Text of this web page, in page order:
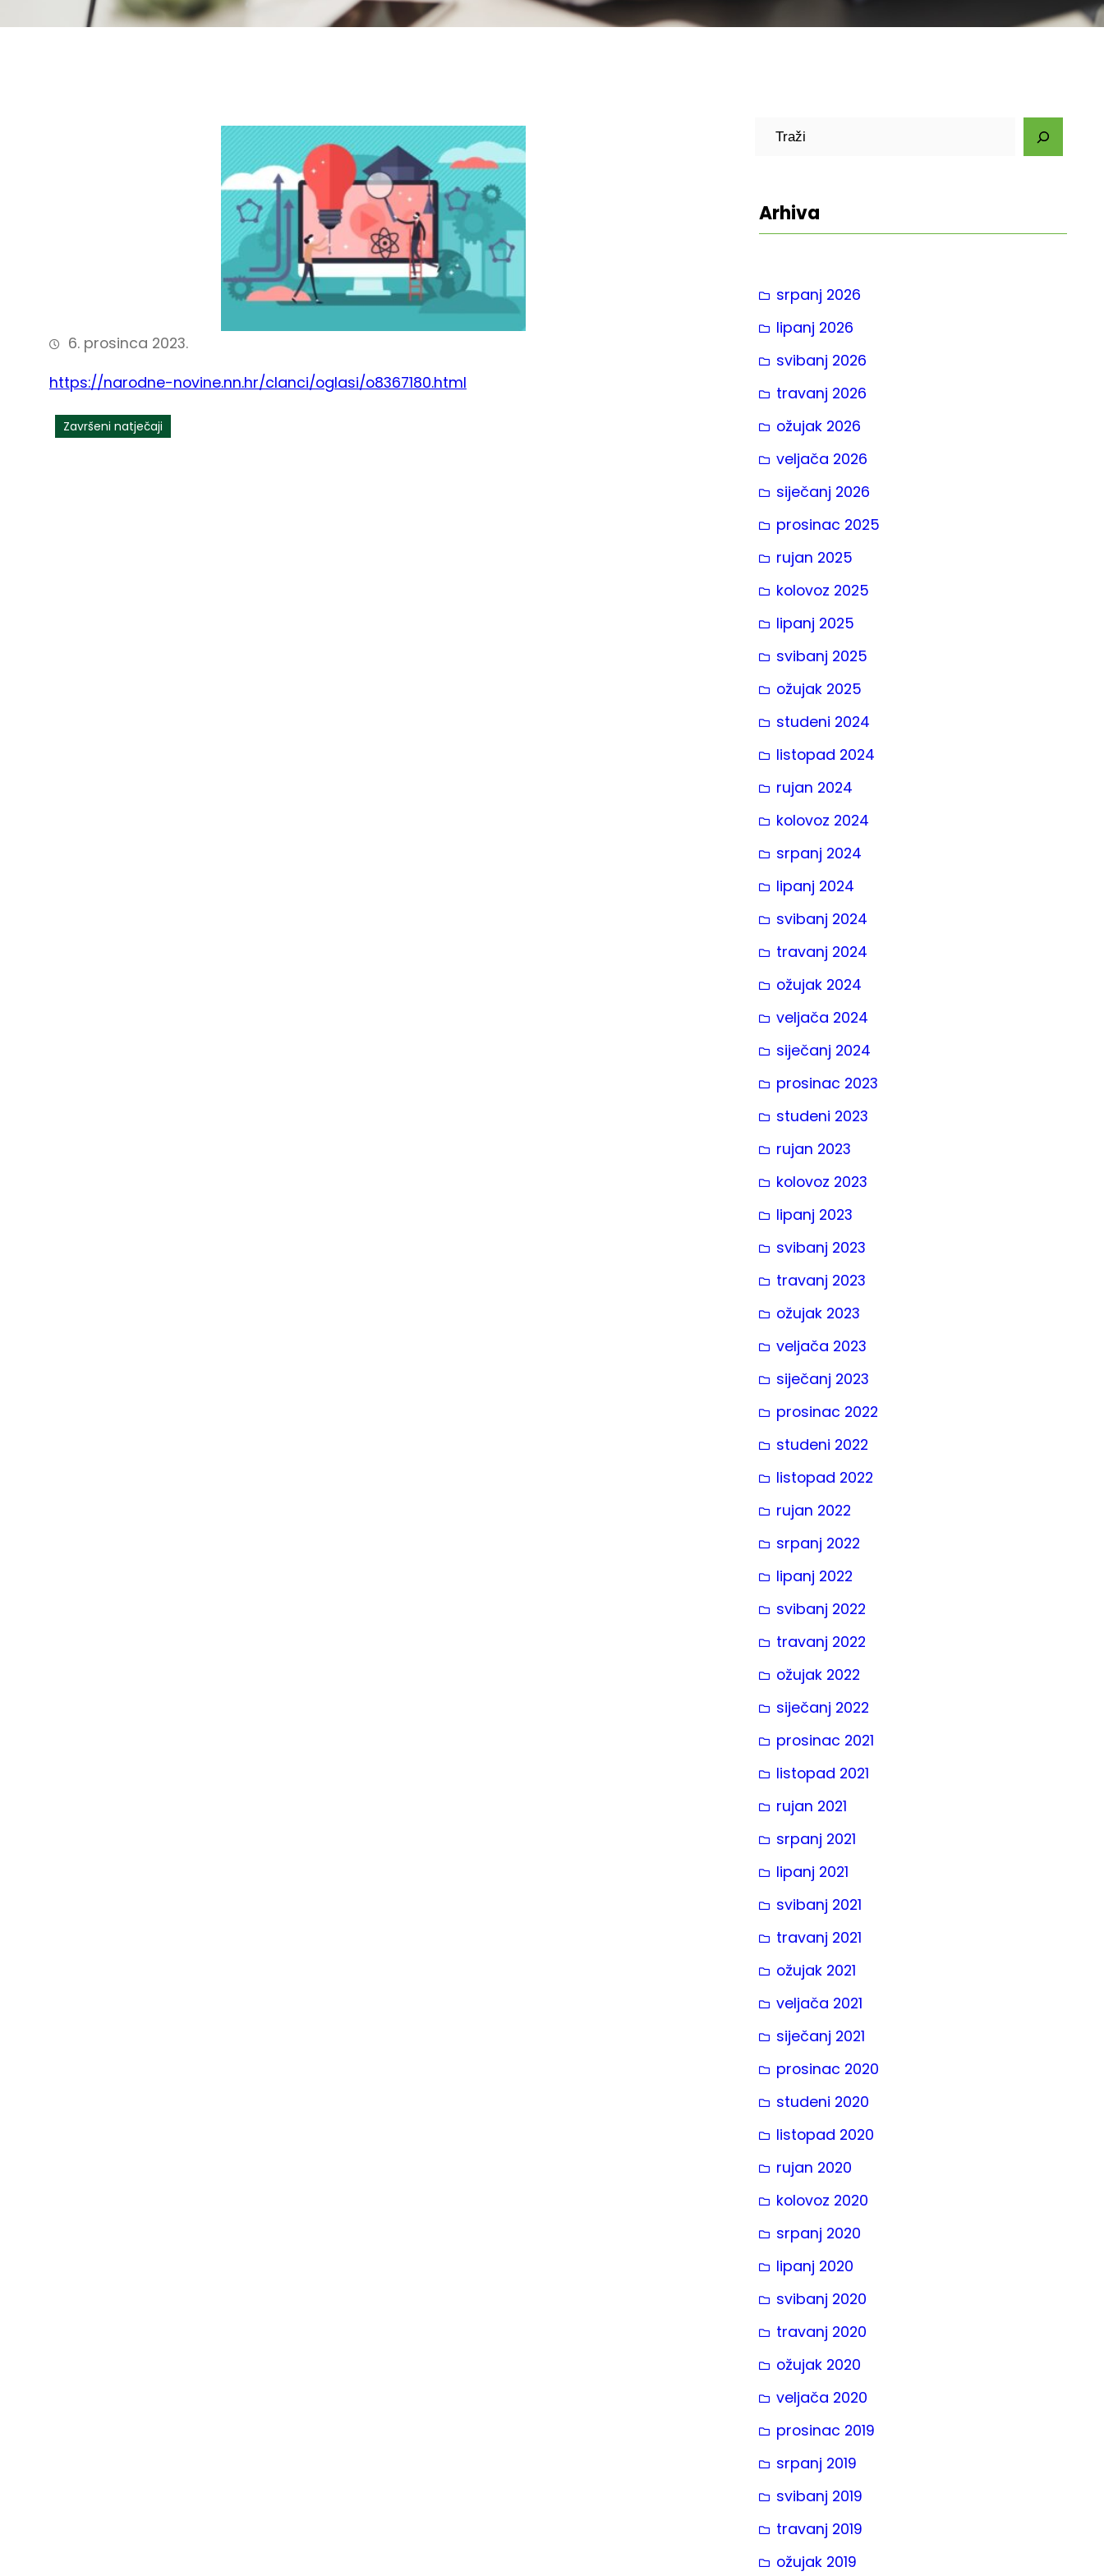
6. prosinca 2023.
https://narodne-novine.nn.hr/clanci/oglasi/o8367180.html
Završeni natječaji
a
Arhiva
srpanj 2026
lipanj 2026
svibanj 2026
travanj 2026
ožujak 2026
veljača 2026
siječanj 2026
prosinac 2025
rujan 2025
kolovoz 2025
lipanj 2025
svibanj 2025
ožujak 2025
studeni 2024
listopad 2024
rujan 2024
kolovoz 2024
srpanj 2024
lipanj 2024
svibanj 2024
travanj 2024
ožujak 2024
veljača 2024
siječanj 2024
prosinac 2023
studeni 2023
rujan 2023
kolovoz 2023
lipanj 2023
svibanj 2023
travanj 2023
ožujak 2023
veljača 2023
siječanj 2023
prosinac 2022
studeni 2022
listopad 2022
rujan 2022
srpanj 2022
lipanj 2022
svibanj 2022
travanj 2022
ožujak 2022
siječanj 2022
prosinac 2021
listopad 2021
rujan 2021
srpanj 2021
lipanj 2021
svibanj 2021
travanj 2021
ožujak 2021
veljača 2021
siječanj 2021
prosinac 2020
studeni 2020
listopad 2020
rujan 2020
kolovoz 2020
srpanj 2020
lipanj 2020
svibanj 2020
travanj 2020
ožujak 2020
veljača 2020
prosinac 2019
srpanj 2019
svibanj 2019
travanj 2019
ožujak 2019